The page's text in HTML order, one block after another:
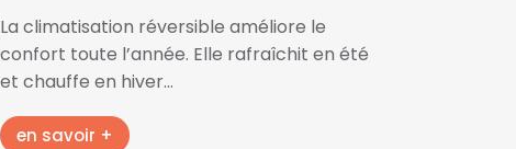
La climatisation réversible améliore le
confort toute l’année. Elle rafraîchit en été
et chauffe en hiver…
en savoir +